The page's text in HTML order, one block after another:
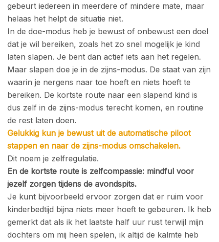
gebeurt iedereen in meerdere of mindere mate, maar
helaas het helpt de situatie niet.
In de doe-modus heb je bewust of onbewust een doel
dat je wil bereiken, zoals het zo snel mogelijk je kind
laten slapen. Je bent dan actief iets aan het regelen.
Maar slapen doe je in de zijns-modus. De staat van zijn
waarin je nergens naar toe hoeft en niets hoeft te
bereiken. De kortste route naar een slapend kind is
dus zelf in de zijns-modus terecht komen, en routine
de rest laten doen.
Gelukkig kun je bewust uit de automatische piloot
stappen en naar de zijns-modus omschakelen.
Dit noem je zelfregulatie.
En de kortste route is zelfcompassie: mindful voor
jezelf zorgen tijdens de avondspits.
Je kunt bijvoorbeeld ervoor zorgen dat er ruim voor
kinderbedtijd bijna niets meer hoeft te gebeuren. Ik heb
gemerkt dat als ik het laatste half uur rust terwijl mijn
dochters om mij heen spelen, ik altijd de kalmte heb